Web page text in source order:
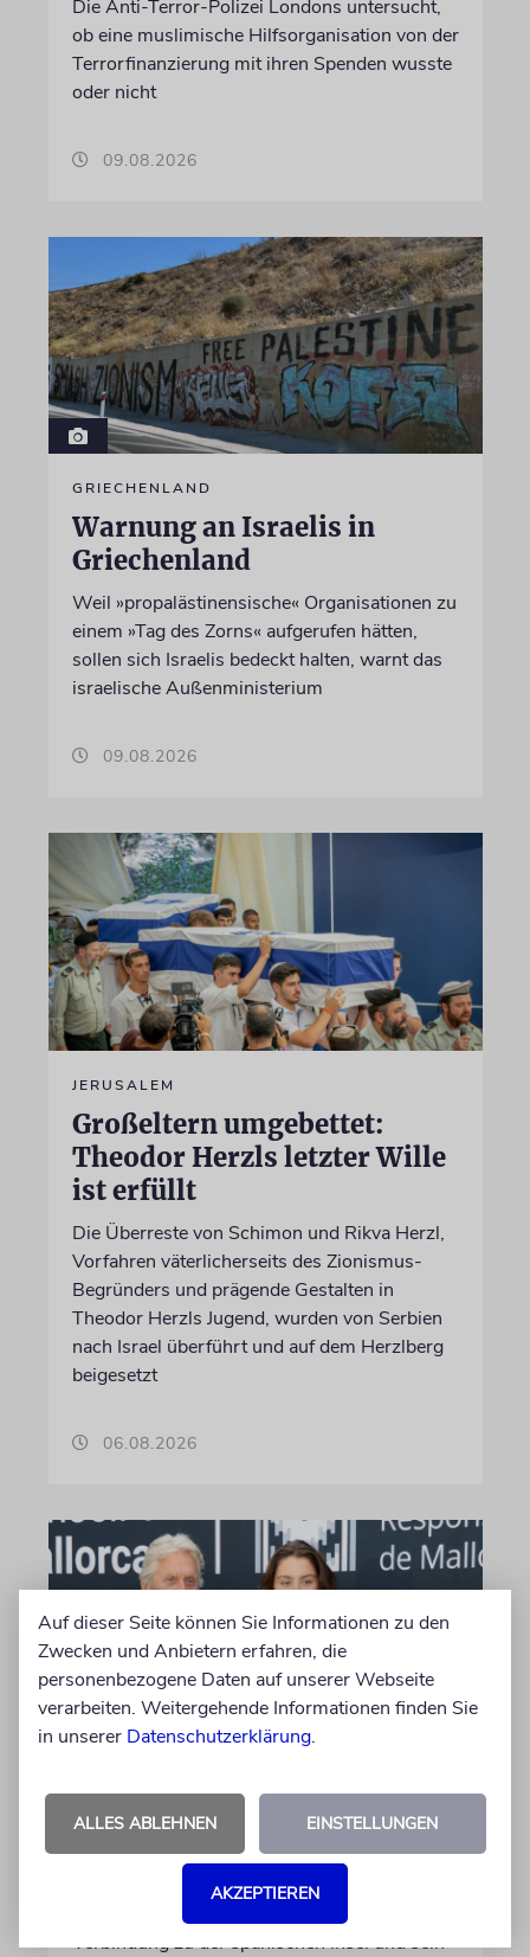
Die Anti-Terror-Polizei Londons untersucht,
ob eine muslimische Hilfsorganisation von der
Terrorfinanzierung mit ihren Spenden wusste
oder nicht
09.08.2026
GRIECHENLAND
Warnung an Israelis in
Griechenland
Weil »propalästinensische« Organisationen zu
einem »Tag des Zorns« aufgerufen hätten,
sollen sich Israelis bedeckt halten, warnt das
israelische Außenministerium
09.08.2026
JERUSALEM
Großeltern umgebettet:
Theodor Herzls letzter Wille
ist erfüllt
Die Überreste von Schimon und Rikva Herzl,
Vorfahren väterlicherseits des Zionismus-
Begründers und prägende Gestalten in
Theodor Herzls Jugend, wurden von Serbien
nach Israel überführt und auf dem Herzlberg
beigesetzt
06.08.2026
Michael Douglas ist
Ehrenbotschafter Mallorcas
Der Hollywood-Star mit jüdischem
Familienhintergrund wird für seine enge
Verbindung zu der spanischen Insel und sein
Auf dieser Seite können Sie Informationen zu den
Zwecken und Anbietern erfahren, die
personenbezogene Daten auf unserer Webseite
verarbeiten. Weitergehende Informationen finden Sie
in unserer Datenschutzerklärung.
ALLES ABLEHNEN EINSTELLUNGEN
AKZEPTIEREN